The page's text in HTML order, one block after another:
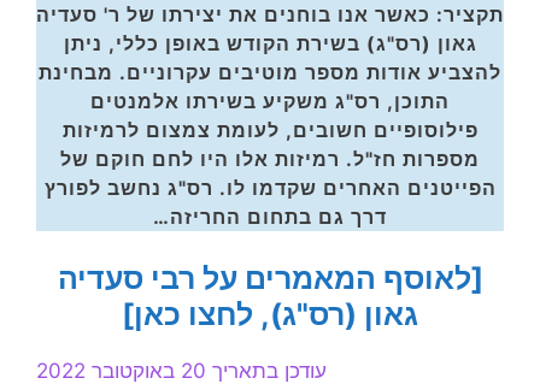
תקציר: כאשר אנו בוחנים את יצירתו של ר' סעדיה
גאון (רס"ג) בשירת הקודש באופן כללי, ניתן
להצביע אודות מספר מוטיבים עקרוניים. מבחינת
התוכן, רס"ג משקיע בשירתו אלמנטים
פילוסופיים חשובים, לעומת צמצום לרמיזות
מספרות חז"ל. רמיזות אלו היו לחם חוקם של
הפייטנים האחרים שקדמו לו. רס"ג נחשב לפורץ
דרך גם בתחום החריזה…
[לאוסף המאמרים על רבי סעדיה
גאון (רס"ג), לחצו כאן]
עודכן בתאריך 20 באוקטובר 2022